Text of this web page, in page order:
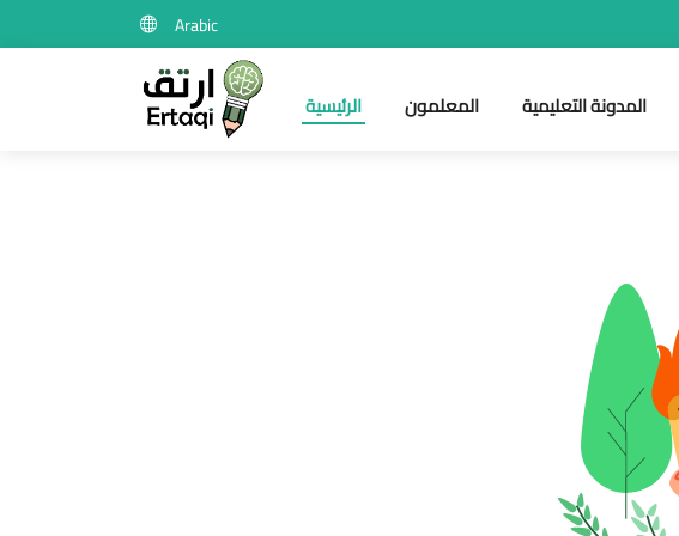
Arabic
الرئيسية المعلمون المدونة التعليمية